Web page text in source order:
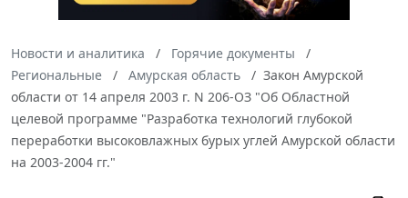
Новости и аналитика
Горячие документы
Региональные
Амурская область
Закон Амурской
области от 14 апреля 2003 г. N 206-ОЗ "Об Областной
целевой программе "Разработка технологий глубокой
переработки высоковлажных бурых углей Амурской области
на 2003-2004 гг."